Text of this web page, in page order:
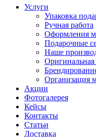
Услуги
Упаковка
Ручная работа
Оформления
Подарочные
Наше
Организация
Акции
Фотогалерея
Кейсы
Контакты
Статьи
Доставка